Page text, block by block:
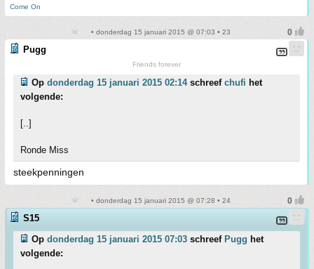
Come On
• donderdag 15 januari 2015 @ 07:03 • 23
Pugg
Friends forever
Op donderdag 15 januari 2015 02:14schreef chufi het
volgende:
[..]
Ronde Miss
steekpenningen
• donderdag 15 januari 2015 @ 07:28 • 24
S15
Op donderdag 15 januari 2015 07:03 schreef Pugg het
volgende: